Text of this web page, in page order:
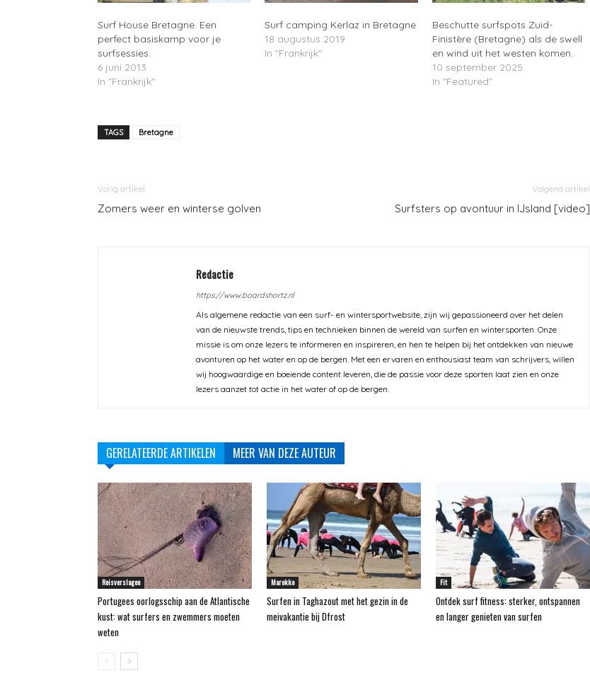
Surf House Bretagne. Een
perfect basiskamp voor je
surfsessies.
6 juni 2013
In "Frankrijk"
Surf camping Kerlaz in Bretagne
18 augustus 2019
In "Frankrijk"
Beschutte surfspots Zuid-
Finistère (Bretagne) als de swell
en wind uit het westen komen.
10 september 2025
In "Featured"
TAGS Bretagne
Vorig artikel
Zomers weer en winterse golven
Volgend artikel
Surfsters op avontuur in IJsland [video]
Redactie
https://www.boardshortz.nl
Als algemene redactie van een surf- en wintersportwebsite, zijn wij gepassioneerd over het delen
van de nieuwste trends, tips en technieken binnen de wereld van surfen en wintersporten. Onze
missie is om onze lezers te informeren en inspireren, en hen te helpen bij het ontdekken van nieuwe
avonturen op het water en op de bergen. Met een ervaren en enthousiast team van schrijvers, willen
wij hoogwaardige en boeiende content leveren, die de passie voor deze sporten laat zien en onze
lezers aanzet tot actie in het water of op de bergen.
GERELATEERDE ARTIKELEN MEER VAN DEZE AUTEUR
Reisverslagen
Portugees oorlogsschip aan de Atlantische
kust: wat surfers en zwemmers moeten
weten
Marokko
Surfen in Taghazout met het gezin in de
meivakantie bij Dfrost
Fit
Ontdek surf fitness: sterker, ontspannen
en langer genieten van surfen